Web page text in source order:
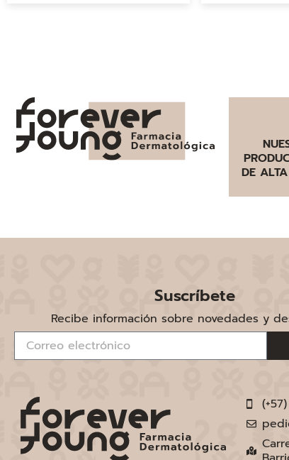
DE
Suscríbete
Recibe información sobre novedades y